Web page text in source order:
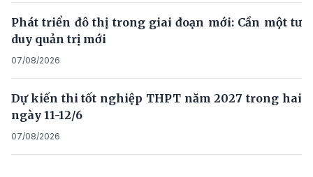
Phát triển đô thị trong giai đoạn mới: Cần một tư
duy quản trị mới
07/08/2026
Dự kiến thi tốt nghiệp THPT năm 2027 trong hai
ngày 11-12/6
07/08/2026